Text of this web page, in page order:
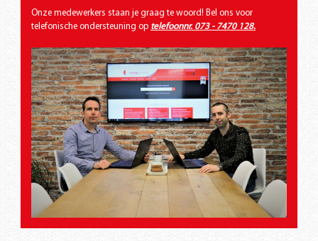
Onze medewerkers staan je graag te woord! Bel ons voor
telefonische ondersteuning op telefoonnr. 073 - 7470 128.